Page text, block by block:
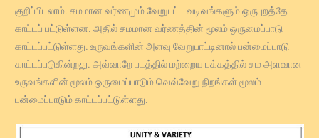
குறிப்பிடலாம். சமமான வர்ணமும் வேறுபட்ட வடிவங்களும் ஒருபுறத்தே
காட்டப் பட்டுள்ளன. அதில் சமமான வர்ணத்தின் மூலம் ஒருமைப்பாடு
காட்டப்பட்டுள்ளது. உருவங்களின் அளவு வேறுபாட்டினால் பன்மைப்பாடு
காட்டப்படுகின்றது. அவ்வாறே படத்தில் மற்றைய பக்கத்தில் சம அளவான
உருவங்களின் மூலம் ஒருமைப்பாடும் வெவ்வேறு நிறங்கள் மூலம்
பன்மைப்பாடும் காட்டப்பட்டுள்ளது.